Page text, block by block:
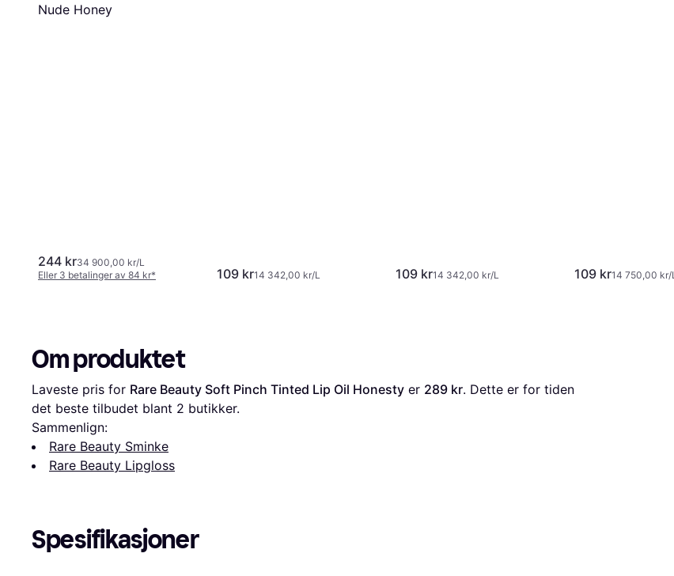
Nude Honey
244 kr34 900,00 kr/L
Eller 3 betalinger av 84 kr* 109 kr14 342,00 kr/L 109 kr14 342,00 kr/L 109 kr14 750,00 kr/L
Om produktet
Laveste pris for Rare Beauty Soft Pinch Tinted Lip Oil Honesty er 289 kr. Dette er for tiden
det beste tilbudet blant 2 butikker.
Sammenlign:
Rare Beauty Sminke
Rare Beauty Lipgloss
Spesifikasjoner